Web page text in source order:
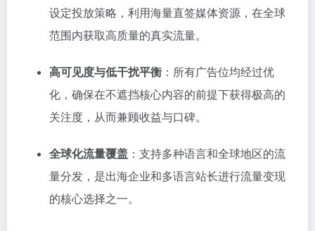
设定投放策略，利用海量直签媒体资源，在全球
范围内获取高质量的真实流量。
高可见度与低干扰平衡 ：所有广告位均经过优
化，确保在不遮挡核心内容的前提下获得极高的
关注度，从而兼顾收益与口碑。
全球化流量覆盖 ：支持多种语言和全球地区的流
量分发，是出海企业和多语言站长进行流量变现
的核心选择之一。